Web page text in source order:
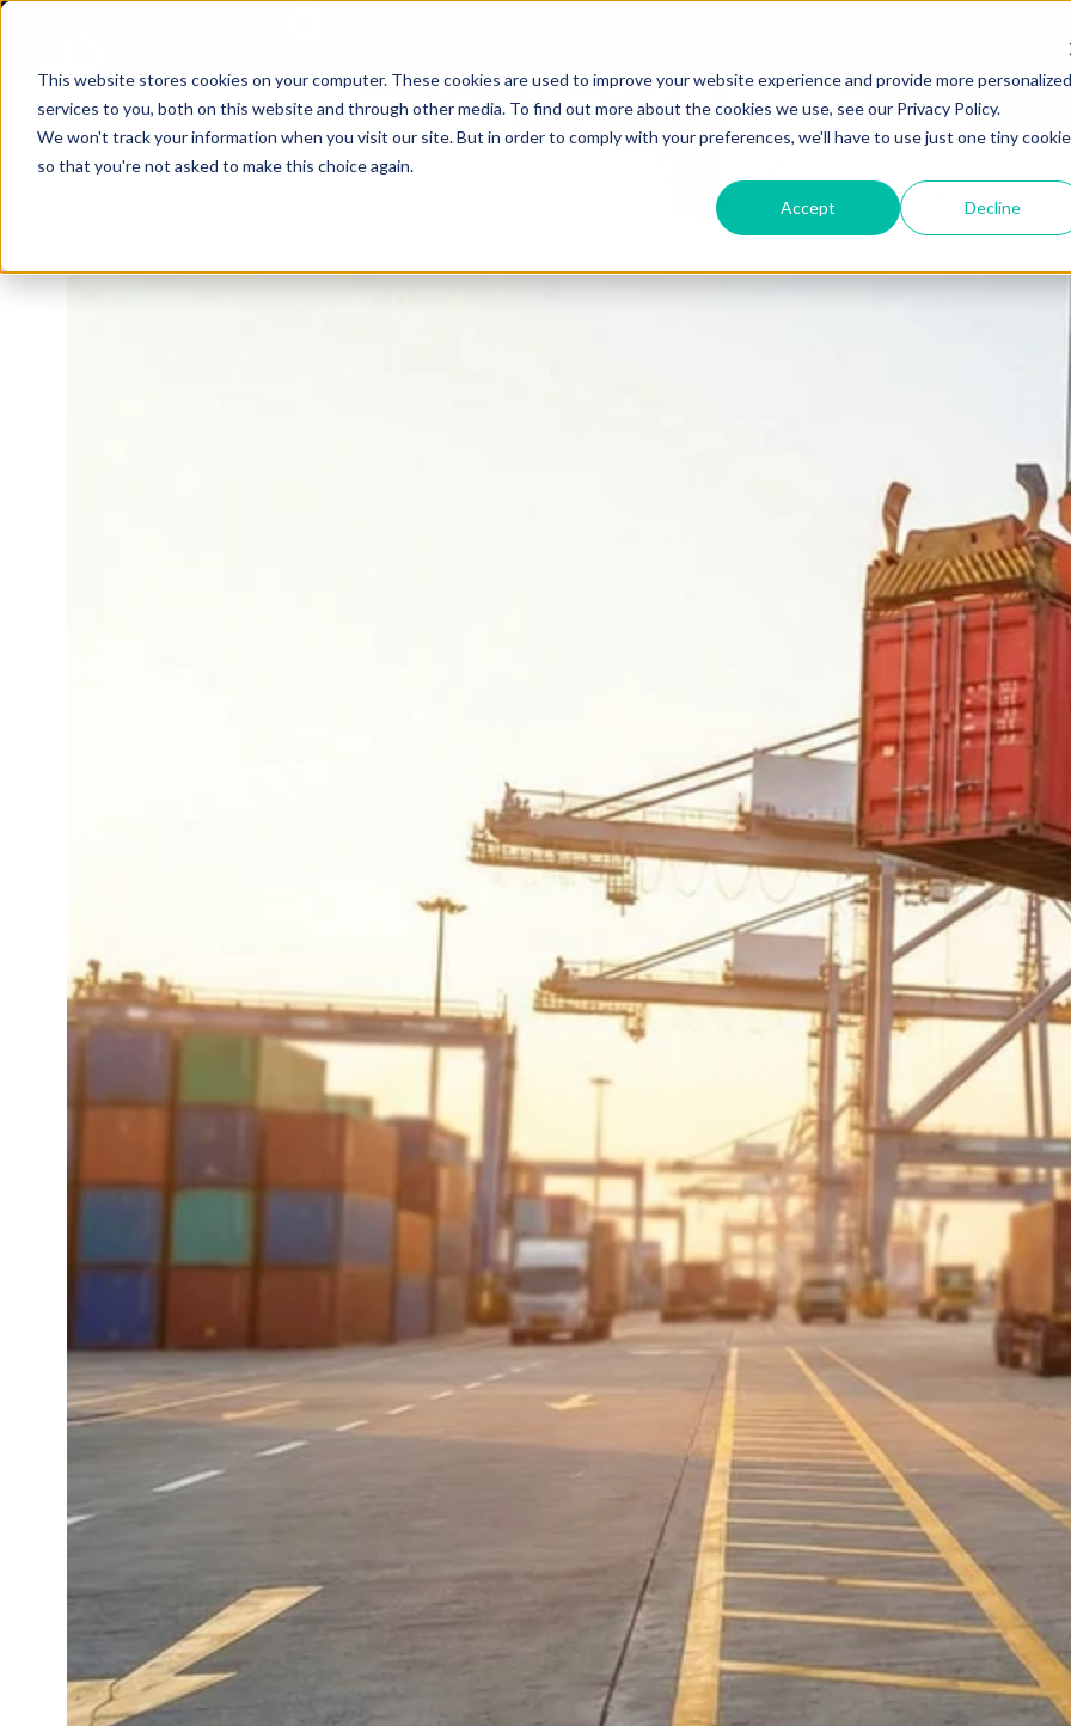
This website stores cookies on your computer. These cookies are used to improve your website experience and provide more personalized
services to you, both on this website and through other media. To find out more about the cookies we use, see our Privacy Policy.
We won't track your information when you visit our site. But in order to comply with your preferences, we'll have to use just one tiny cookie
so that you're not asked to make this choice again.
Accept Decline
á
d